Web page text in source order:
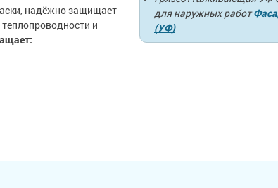
для наружных работ
(УФ)
надёжно защищает
и